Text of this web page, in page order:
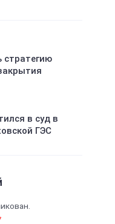
стратегию
в суд в
ГЭС